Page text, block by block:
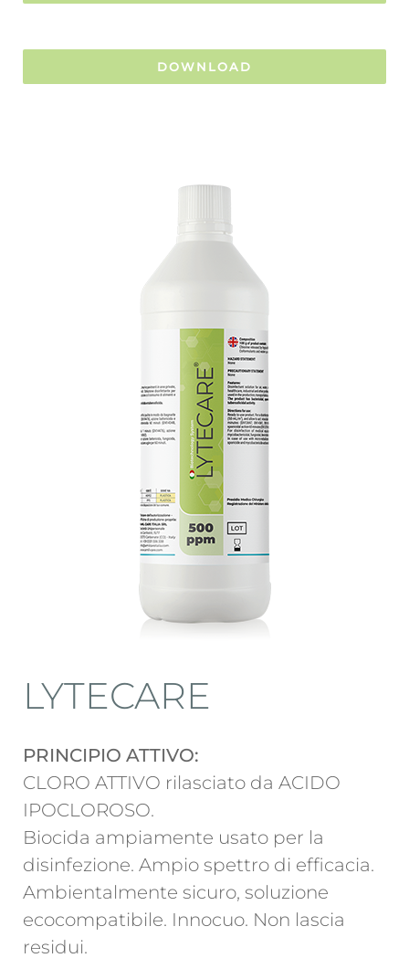
DOWNLOAD
LYTECARE
PRINCIPIO ATTIVO:
CLORO ATTIVO rilasciato da ACIDO
IPOCLOROSO.
Biocida ampiamente usato per la
disinfezione. Ampio spettro di efficacia.
Ambientalmente sicuro, soluzione
ecocompatibile. Innocuo. Non lascia
residui.